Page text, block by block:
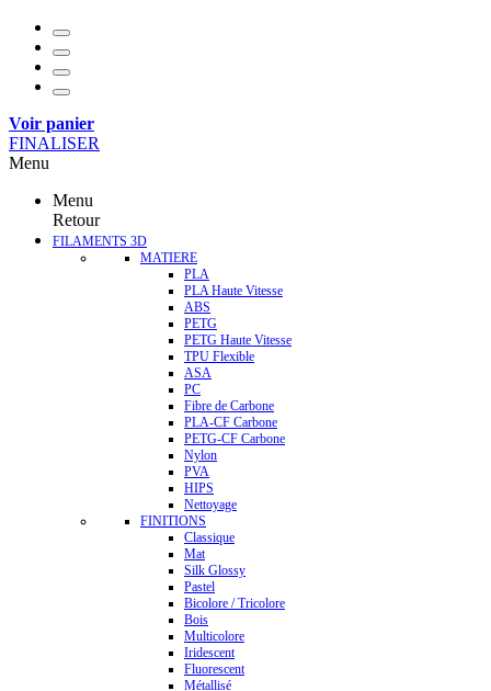
Voir panier
FINALISER
Menu
Menu
Retour
FILAMENTS 3D
MATIERE
PLA
PLA Haute Vitesse
ABS
PETG
PETG Haute Vitesse
TPU Flexible
ASA
PC
Fibre de Carbone
PLA-CF Carbone
PETG-CF Carbone
Nylon
PVA
HIPS
Nettoyage
FINITIONS
Classique
Mat
Silk Glossy
Pastel
Bicolore / Tricolore
Bois
Multicolore
Iridescent
Fluorescent
Métallisé